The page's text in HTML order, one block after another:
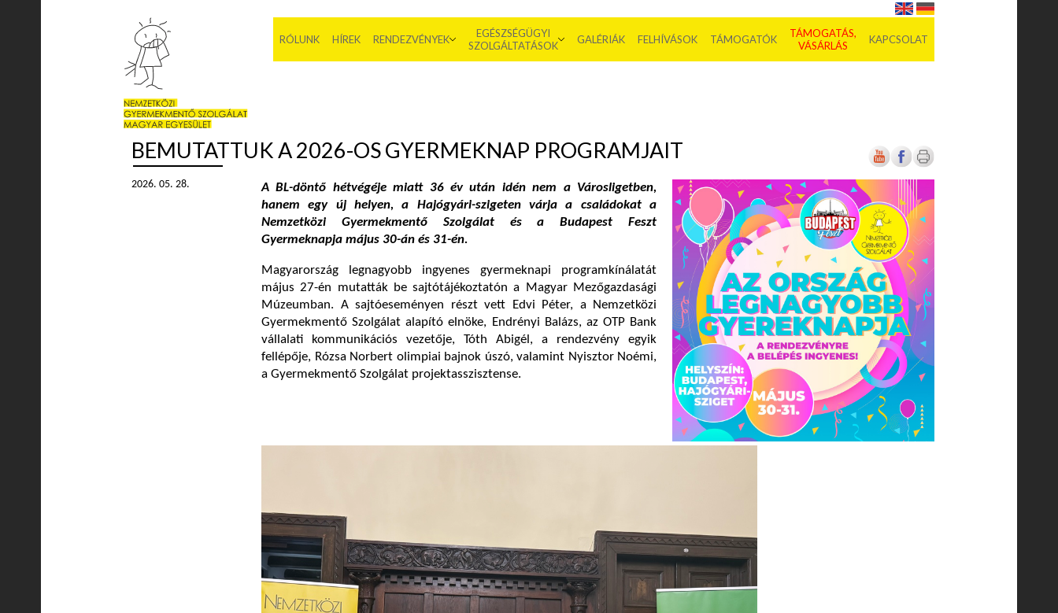
RÓLUNK HÍREK RENDEZVÉNYEK
EGÉSZSÉGÜGYI
SZOLGÁLTATÁSOK
GALÉRIÁK FELHÍVÁSOK TÁMOGATÓK
TÁMOGATÁS,
VÁSÁRLÁS
KAPCSOLAT
BEMUTATTUK A 2026-OS GYERMEKNAP PROGRAMJAIT
2026. 05. 28.
A BL-döntő hétvégéje miatt 36 év után idén nem a Városligetben,
hanem egy új helyen, a Hajógyári-szigeten várja a családokat a
Nemzetközi Gyermekmentő Szolgálat és a Budapest Feszt
Gyermeknapja május 30-án és 31-én.
Magyarország legnagyobb ingyenes gyermeknapi programkínálatát
május 27-én mutatták be sajtótájékoztatón a Magyar Mezőgazdasági
Múzeumban. A sajtóeseményen részt vett Edvi Péter, a Nemzetközi
Gyermekmentő Szolgálat alapító elnöke, Endrényi Balázs, az OTP Bank
vállalati kommunikációs vezetője, Tóth Abigél, a rendezvény egyik
fellépője, Rózsa Norbert olimpiai bajnok úszó, valamint Nyisztor Noémi,
a Gyermekmentő Szolgálat projektasszisztense.